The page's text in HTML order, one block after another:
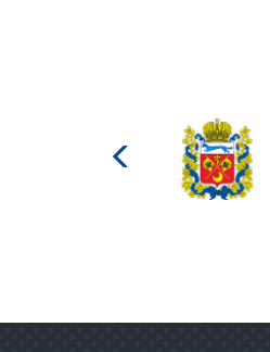
Министерство
культуры
Российской
федерации